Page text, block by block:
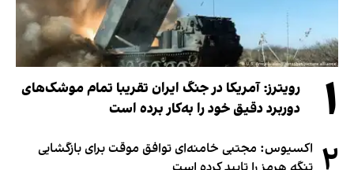
۱
رویترز: آمریکا در جنگ ایران تقریبا تمام موشک‌های
دوربرد دقیق خود را به‌کار برده است
اکسیوس: مجتبی خامنه‌ای توافق موقت برای بازگشایی